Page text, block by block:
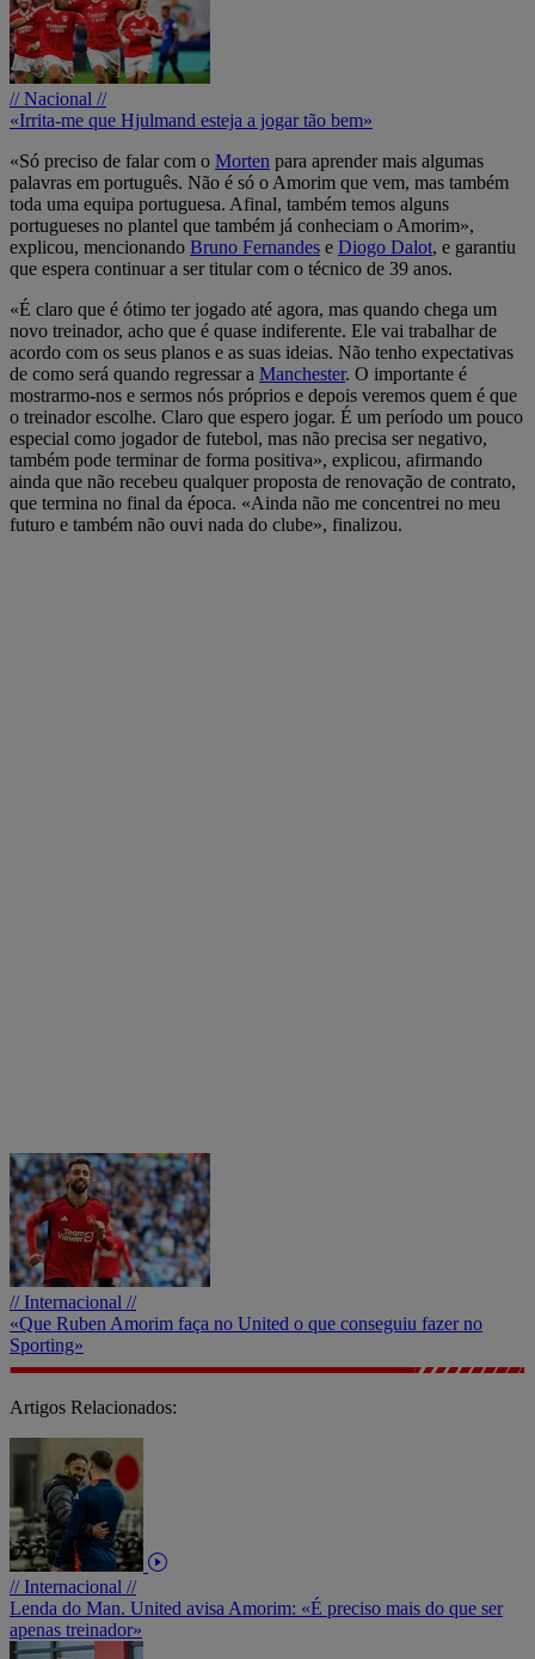
// Nacional //
«Irrita-me que Hjulmand esteja a jogar tão bem»
«Só preciso de falar com o Morten para aprender mais algumas
palavras em português. Não é só o Amorim que vem, mas também
toda uma equipa portuguesa. Afinal, também temos alguns
portugueses no plantel que também já conheciam o Amorim»,
explicou, mencionando Bruno Fernandes e Diogo Dalot, e garantiu
que espera continuar a ser titular com o técnico de 39 anos.
«É claro que é ótimo ter jogado até agora, mas quando chega um
novo treinador, acho que é quase indiferente. Ele vai trabalhar de
acordo com os seus planos e as suas ideias. Não tenho expectativas
de como será quando regressar a Manchester. O importante é
mostrarmo-nos e sermos nós próprios e depois veremos quem é que
o treinador escolhe. Claro que espero jogar. É um período um pouco
especial como jogador de futebol, mas não precisa ser negativo,
também pode terminar de forma positiva», explicou, afirmando
ainda que não recebeu qualquer proposta de renovação de contrato,
que termina no final da época. «Ainda não me concentrei no meu
futuro e também não ouvi nada do clube», finalizou.
// Internacional //
«Que Ruben Amorim faça no United o que conseguiu fazer no
Sporting»
Artigos Relacionados:
// Internacional //
Lenda do Man. United avisa Amorim: «É preciso mais do que ser
apenas treinador»